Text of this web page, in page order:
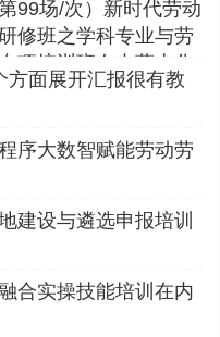
99场/次）新时代劳动
修班之学科专业与劳
项培训班在内蒙古化
方面展开汇报很有教
序大数智赋能劳动劳
建设与遴选申报培训
合实操技能培训在内